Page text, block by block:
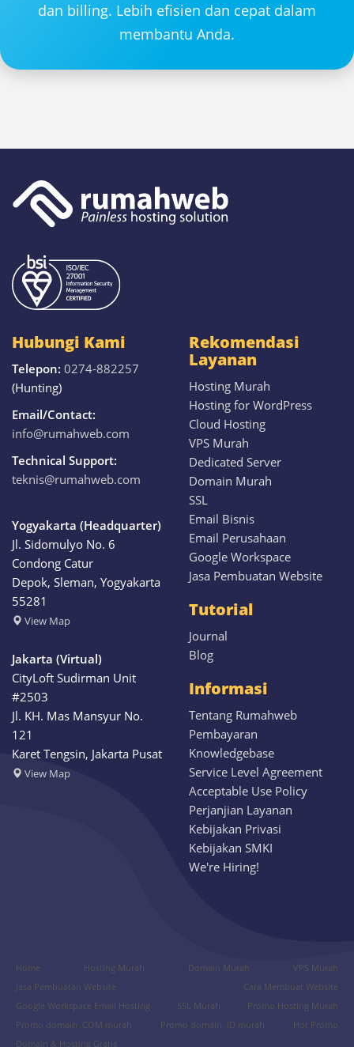
dan billing. Lebih efisien dan cepat dalam
membantu Anda.
Hubungi Kami
Telepon: 0274-882257
(Hunting)
Email/Contact:
info@rumahweb.com
Technical Support:
teknis@rumahweb.com
Yogyakarta (Headquarter)
Jl. Sidomulyo No. 6
Condong Catur
Depok, Sleman, Yogyakarta
55281
View Map
Jakarta (Virtual)
CityLoft Sudirman Unit
#2503
Jl. KH. Mas Mansyur No.
121
Karet Tengsin, Jakarta Pusat
View Map
Rekomendasi
Layanan
Hosting Murah
Hosting for WordPress
Cloud Hosting
VPS Murah
Dedicated Server
Domain Murah
SSL
Email Bisnis
Email Perusahaan
Google Workspace
Jasa Pembuatan Website
Tutorial
Journal
Blog
Informasi
Tentang Rumahweb
Pembayaran
Knowledgebase
Service Level Agreement
Acceptable Use Policy
Perjanjian Layanan
Kebijakan Privasi
Kebijakan SMKI
We're Hiring!
Home Hosting Murah Domain Murah
VPS Murah
Jasa Pembuatan Website
Cara Membuat Website
Google Workspace Email Hosting
SSL Murah
Promo Hosting Murah
Promo domain .COM murah
Promo domain .ID murah
Hot Promo
Domain & Hosting Gratis